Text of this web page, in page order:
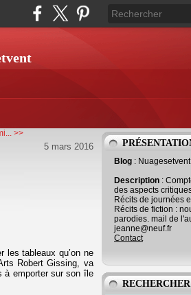
>>
5 mars 2016
les tableaux qu’on ne
Robert Gissing, va
à emporter sur son île
Blog : Nuagesetvent
Description :
des aspects
Récits de journées
Récits de fiction :
parodies. mail de
jeanne@neuf.fr
Contact
RECHERCHER